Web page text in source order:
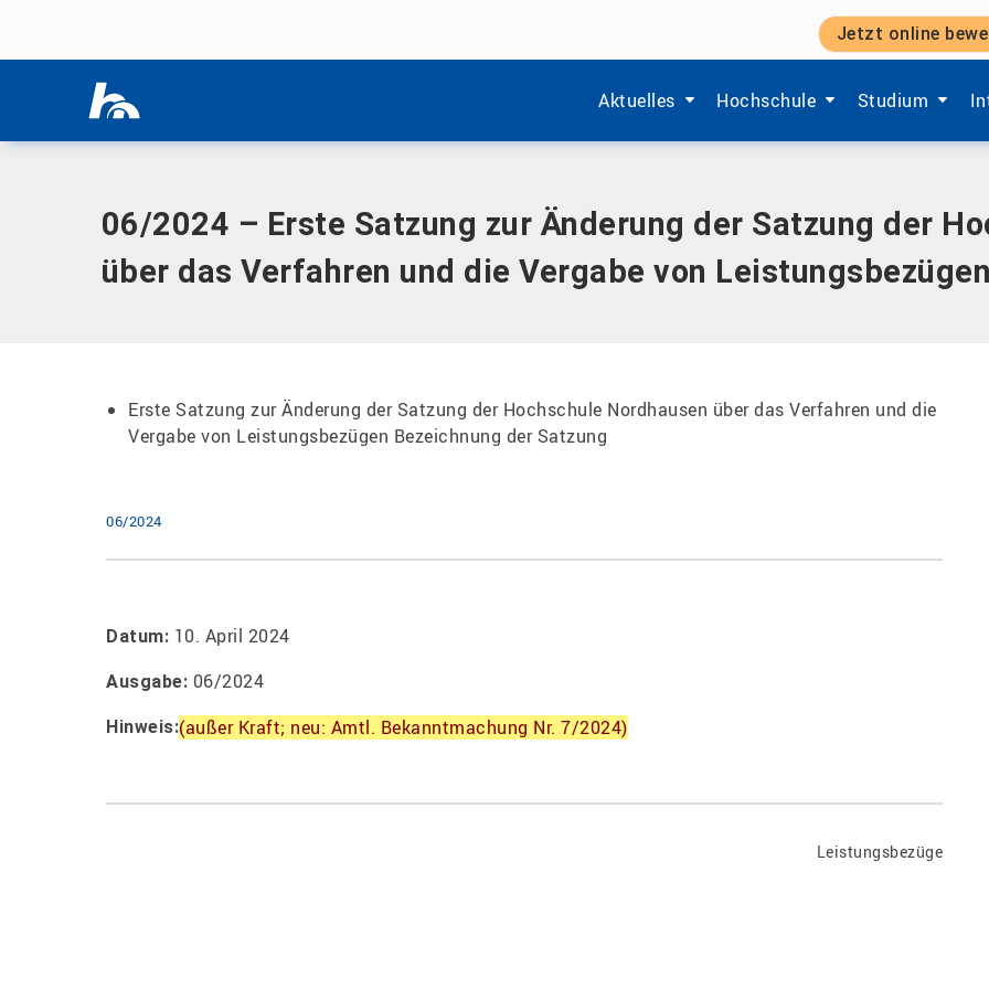
Jetzt online
Aktuelles
Zeige Menü-Unterpunkte von 'Aktuelles'.
Hochschule
Zeige Menü-Unterpunkte von
Studium
Zeige Menü-
Home|Dokumente|06/2024 – Erste Satzung zur Änderung der Satzung der Hochschule Nordhausen über das
der Satzung
06/2024 – Erste Satzung zur Änderung der Satzung der
über das Verfahren und die Vergabe von
Erste Satzung zur Änderung der Satzung der Hochschule Nordhausen über das Verfahren und die
Vergabe von Leistungsbezügen Bezeichnung der Satzung
06/2024
Datum: 10. April 2024
Ausgabe: 06/2024
Hinweis:(außer Kraft; neu: Amtl. Bekanntmachung Nr. 7/2024)
Leistungsbezüge